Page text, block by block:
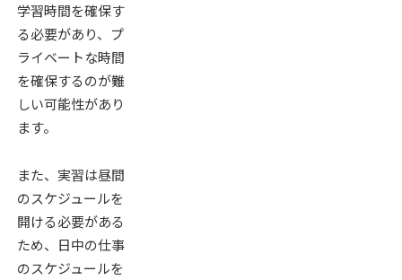
学習時間を確保す
る必要があり、プ
ライベートな時間
を確保するのが難
しい可能性があり
ます。
また、実習は昼間
のスケジュールを
開ける必要がある
ため、日中の仕事
のスケジュールを